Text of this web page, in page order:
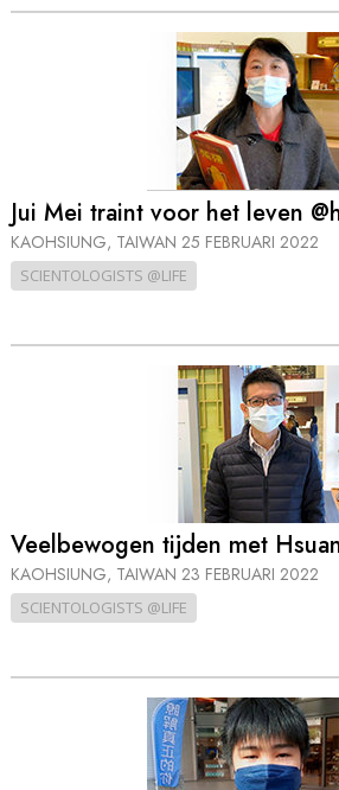
Jui Mei traint voor het leven
KAOHSIUNG, TAIWAN 25 FEBRUARI 2022
SCIENTOLOGISTS @LIFE
Veelbewogen tijden met
KAOHSIUNG, TAIWAN 23 FEBRUARI 2022
SCIENTOLOGISTS @LIFE